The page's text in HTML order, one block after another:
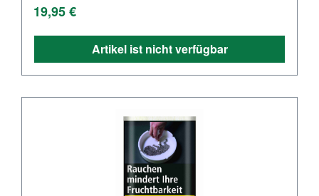
Regulärer Preis:
19,95 €
Artikel ist nicht verfügbar